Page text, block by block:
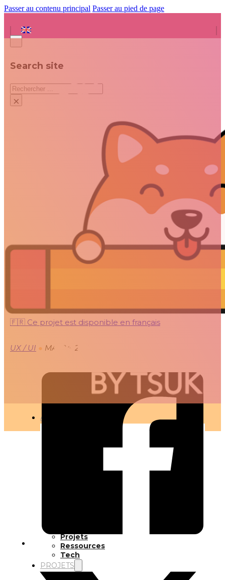
Passer au contenu principal Passer au pied de page
Search site
Rechercher
×
ARTICLES
Kikaku Arts
Projets
Ressources
Tech
PROJETS
NEXT, TO-DO APP –
🇫🇷 Ce projet est disponible en français
UX / UI ● MAI 24, 2019